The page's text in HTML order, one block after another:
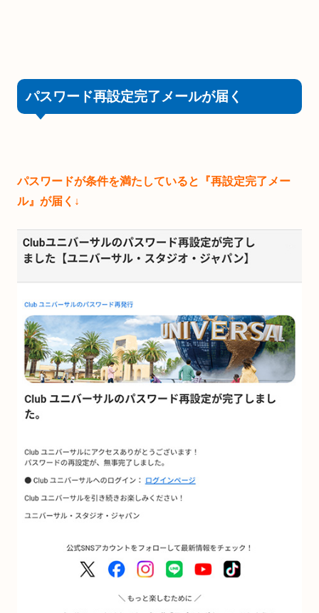
パスワード再設定完了メールが届く
パスワードが条件を満たしていると『再設定完了メー
ル』が届く↓